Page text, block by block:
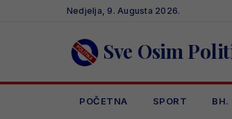
Nedjelja, 9. Augusta 2026.
Sve Osim
POČETNA SPORT BH.